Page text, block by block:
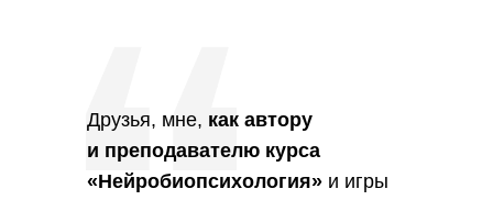
Друзья, мне, как автору
и преподавателю курса
«Нейробиопсихология» и игры